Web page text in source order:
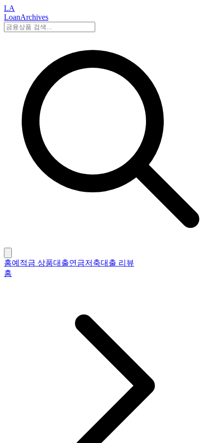
LA
LoanArchives
홈예적금 상품대출연금저축대출 리뷰
홈